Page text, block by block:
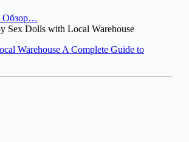
Обзор…
Sex Dolls with Local Warehouse
Warehouse A Complete Guide to